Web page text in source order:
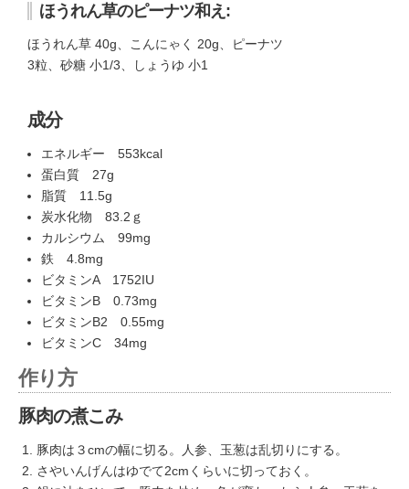
ほうれん草のピーナツ和え:
ほうれん草 40g、こんにゃく 20g、ピーナツ
3粒、砂糖 小1/3、しょうゆ 小1
成分
エネルギー 553kcal
蛋白質 27g
脂質 11.5g
炭水化物 83.2ｇ
カルシウム 99mg
鉄 4.8mg
ビタミンA 1752IU
ビタミンB 0.73mg
ビタミンB2 0.55mg
ビタミンC 34mg
作り方
豚肉の煮こみ
豚肉は３cmの幅に切る。人参、玉葱は乱切りにする。
さやいんげんはゆでて2cmくらいに切っておく。